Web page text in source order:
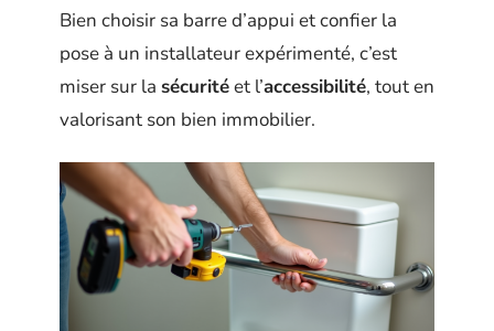
Bien choisir sa barre d’appui et confier la
pose à un installateur expérimenté, c’est
miser sur la sécuritéet l’accessibilité, tout en
valorisant son bien immobilier.